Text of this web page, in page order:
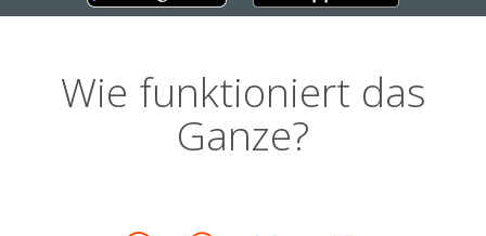
Wie funktioniert das
Ganze?